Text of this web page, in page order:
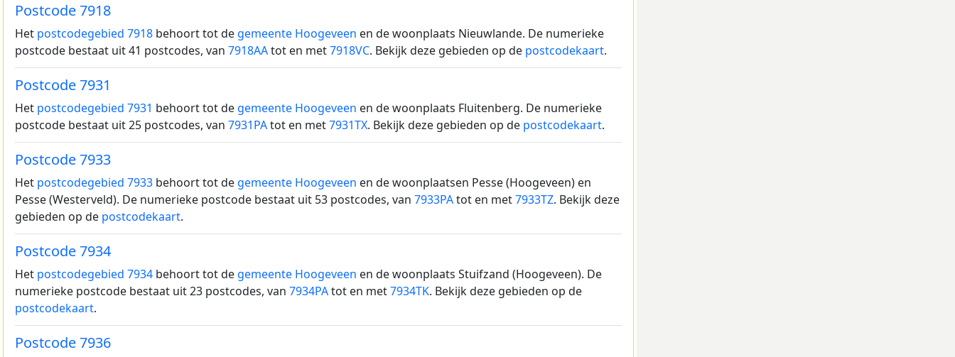
Postcode 7918
Het postcodegebied 7918 behoort tot de gemeente Hoogeveen en de woonplaats Nieuwlande. De numerieke
postcode bestaat uit 41 postcodes, van 7918AAtot en met7918VC. Bekijk deze gebieden op de postcodekaart.
Postcode 7931
Het postcodegebied 7931 behoort tot de gemeente Hoogeveen en de woonplaats Fluitenberg. De numerieke
postcode bestaat uit 25 postcodes, van 7931PAtot en met7931TX. Bekijk deze gebieden op de postcodekaart.
Postcode 7933
Het postcodegebied 7933 behoort tot de gemeente Hoogeveen en de woonplaatsen Pesse (Hoogeveen) en
Pesse (Westerveld). De numerieke postcode bestaat uit 53 postcodes, van 7933PAtot en met7933TZ. Bekijk deze
gebieden op de postcodekaart.
Postcode 7934
Het postcodegebied 7934 behoort tot de gemeente Hoogeveen en de woonplaats Stuifzand (Hoogeveen). De
numerieke postcode bestaat uit 23 postcodes, van 7934PAtot en met7934TK. Bekijk deze gebieden op de
postcodekaart.
Postcode 7936